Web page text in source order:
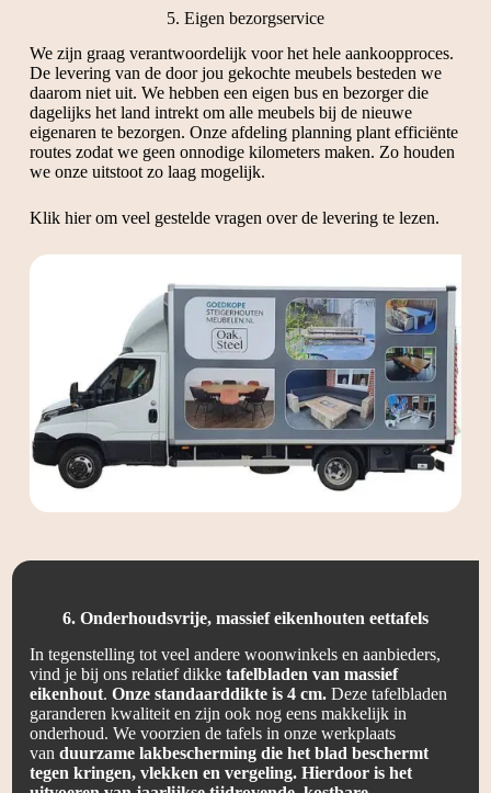
5. Eigen bezorgservice
We zijn graag verantwoordelijk voor het hele aankoopproces.
De levering van de door jou gekochte meubels besteden we
daarom niet uit. We hebben een eigen bus en bezorger die
dagelijks het land intrekt om alle meubels bij de nieuwe
eigenaren te bezorgen. Onze afdeling planning plant efficiënte
routes zodat we geen onnodige kilometers maken. Zo houden
we onze uitstoot zo laag mogelijk.
Klik hier om veel gestelde vragen over de levering te lezen.
6. Onderhoudsvrije, massief eikenhouten eettafels
In tegenstelling tot veel andere woonwinkels en aanbieders,
vind je bij ons relatief dikke tafelbladen van massief
eikenhout. Onze standaarddikte is 4 cm.Deze tafelbladen
garanderen kwaliteit en zijn ook nog eens makkelijk in
onderhoud. We voorzien de tafels in onze werkplaats
van duurzame lakbescherming die het blad beschermt
tegen kringen, vlekken en vergeling. Hierdoor is het